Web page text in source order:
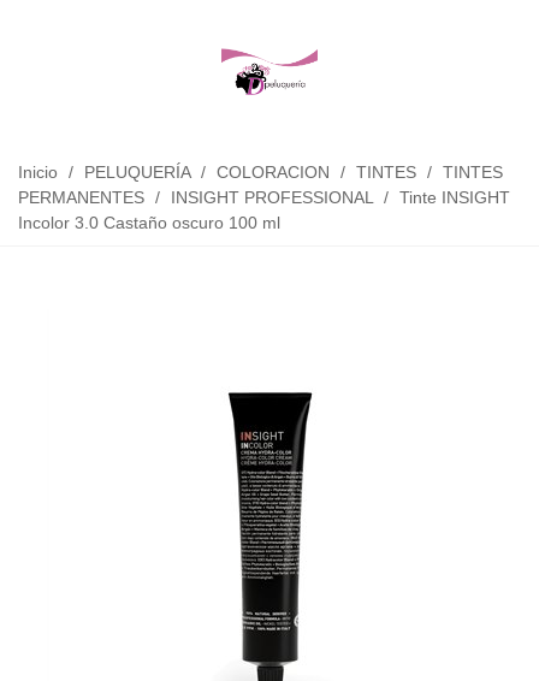
Inicio / PELUQUERÍA / COLORACION / TINTES / TINTES
PERMANENTES / INSIGHT PROFESSIONAL / Tinte INSIGHT
Incolor 3.0 Castaño oscuro 100 ml